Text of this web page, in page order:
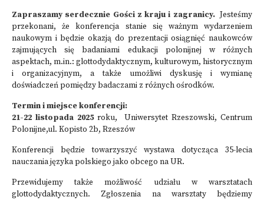
Zapraszamy serdecznie Gości z kraju i zagranicy.Jesteśmy
przekonani, że konferencja stanie się ważnym wydarzeniem
naukowym i będzie okazją do prezentacji osiągnięć naukowców
zajmujących się badaniami edukacji polonijnej w różnych
aspektach, m.in.: glottodydaktycznym, kulturowym, historycznym
i organizacyjnym, a także umożliwi dyskusję i wymianę
doświadczeń pomiędzy badaczami z różnych ośrodków.
Termin i miejsce konferencji:
21-22 listopada 2025 roku, Uniwersytet Rzeszowski, Centrum
Polonijne,ul. Kopisto 2b, Rzeszów
Konferencji będzie towarzyszyć wystawa dotycząca 35-lecia
nauczania języka polskiego jako obcego na UR.
Przewidujemy także możliwość udziału w warsztatach
glottodydaktycznych. Zgłoszenia na warsztaty będziemy